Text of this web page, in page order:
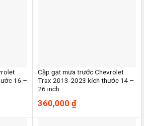
16 –
Cặp gạt mưa trước Chevrolet
Trax 2013-2023 kích thước 14 –
26 inch
360,000 ₫